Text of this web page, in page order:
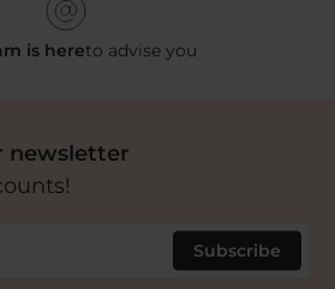
is hereto advise you
newsletter
Subscribe